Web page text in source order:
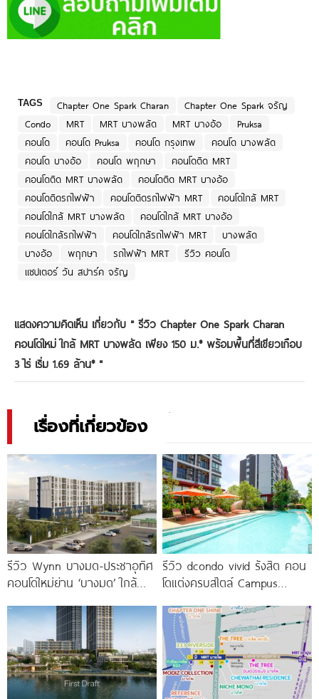
TAGS Chapter One Spark Charan
Chapter One Spark จรัญ
Condo
MRT MRT บางพลัด MRT บางอ้อ
Pruksa
คอนโด
คอนโด Pruksa คอนโด กรุงเทพ
คอนโด บางพลัด
คอนโด บางอ้อ
คอนโด พฤกษา
คอนโดติด MRT
คอนโดติด MRT บางพลัด
คอนโดติด MRT บางอ้อ
คอนโดติดรถไฟฟ้า
คอนโดติดรถไฟฟ้า MRT
คอนโดใกล้ MRT
คอนโดใกล้ MRT บางพลัด
คอนโดใกล้ MRT บางอ้อ
คอนโดใกล้รถไฟฟ้า
คอนโดใกล้รถไฟฟ้า MRT
บางพลัด
บางอ้อ
พฤกษา รถไฟฟ้า MRT
รีวิว คอนโด
แชปเตอร์ วัน สปาร์ค จรัญ
แสดงความคิดเห็น เกี่ยวกับ " รีวิว Chapter One Spark Charan
คอนโดใหม่ ใกล้ MRT บางพลัด เพียง 150 ม.* พร้อมพื้นที่สีเขียวเกือบ
3 ไร่ เริ่ม 1.69 ล้าน*"
เรื่องที่เกี่ยวข้อง
รีวิว Wynn บางมด-ประชาอุทิศ
คอนโดใหม่ย่าน ‘บางมด’ ใกล้
สายสีม่วง
รีวิว dcondo vivid รังสิต คอน
โดแต่งครบสไตล์ Campus
พร้อมรับ-ส่ง